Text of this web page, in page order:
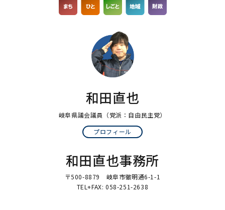
和田直也
岐阜県議会議員 （党派：自由民主党）
プロフィール
和田直也事務所
〒500-8879 岐阜市徹明通6-1-1
TEL+FAX: 058-251-2638